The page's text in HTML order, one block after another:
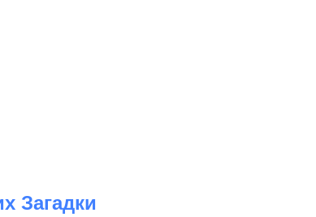
Загадки